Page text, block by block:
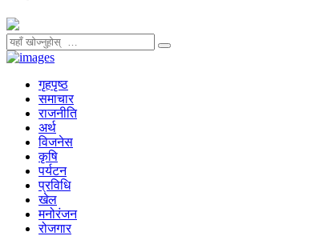
गृहपृष्ठ
समाचार
राजनीति
अर्थ
विजनेस
कृषि
पर्यटन
प्रविधि
खेल
मनोरंजन
रोजगार